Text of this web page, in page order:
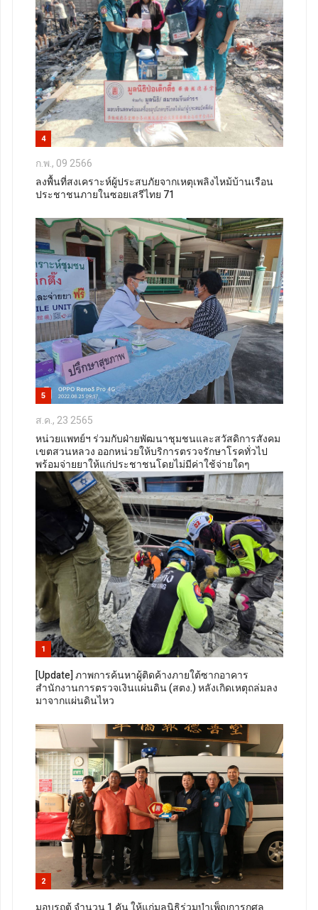
4
ก.พ., 09 2566
ลงพื้นที่สงเคราะห์ผู้ประสบภัยจากเหตุเพลิงไหม้บ้านเรือน
ประชาชนภายในซอยเสรีไทย 71
5
ส.ค., 23 2565
หน่วยแพทย์ฯ ร่วมกับฝ่ายพัฒนาชุมชนและสวัสดิการสังคม
เขตสวนหลวง ออกหน่วยให้บริการตรวจรักษาโรคทั่วไป
พร้อมจ่ายยาให้แก่ประชาชนโดยไม่มีค่าใช้จ่ายใดๆ
1
[Update] ภาพการค้นหาผู้ติดค้างภายใต้ซากอาคาร
สำนักงานการตรวจเงินแผ่นดิน (สตง.) หลังเกิดเหตุถล่มลง
มาจากแผ่นดินไหว
2